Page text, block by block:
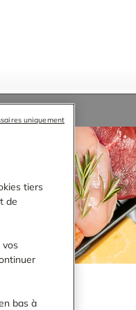
tiers
de
vos
bas à
uniquement